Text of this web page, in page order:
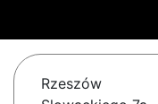
Rzeszów